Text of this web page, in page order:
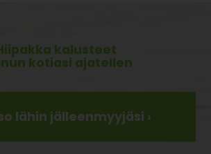
kalusteet
kotiasi ajatellen
lähin jälleenmyyjäsi ›